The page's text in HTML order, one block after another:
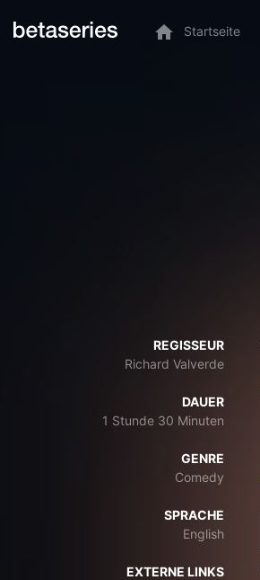
Startseite
REGISSEUR
Richard Valverde
DAUER
1 Stunde 30 Minuten
GENRE
Comedy
SPRACHE
English
EXTERNE LINKS